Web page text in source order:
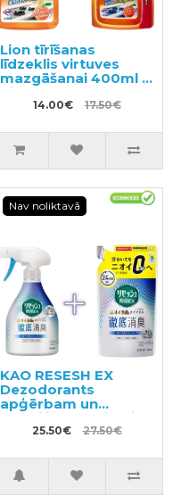
Lion tīrīšanas
līdzeklis virtuves
mazgāšanai 400ml +
pildviela 350ml
14.00€ 17.50€
Nav noliktavā
KAO RESESH EX
Dezodorants
apģērbam un
tekstilizstrādājumiem
370ml + pildviela
25.50€ 27.50€